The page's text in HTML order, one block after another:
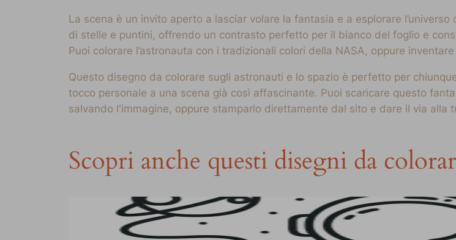
La scena è un invito aperto a lasciar volare la fantasia e a esplorare
di stelle e puntini, offrendo un contrasto perfetto per il bianco del foglio e
Puoi colorare l’astronauta con i tradizionali colori della NASA, oppure
Questo disegno da colorare sugli astronauti e lo spazio è perfetto per
tocco personale a una scena già così affascinante. Puoi scaricare questo
salvando l'immagine, oppure stamparlo direttamente dal sito e dare il via alla
Scopri anche questi disegni da